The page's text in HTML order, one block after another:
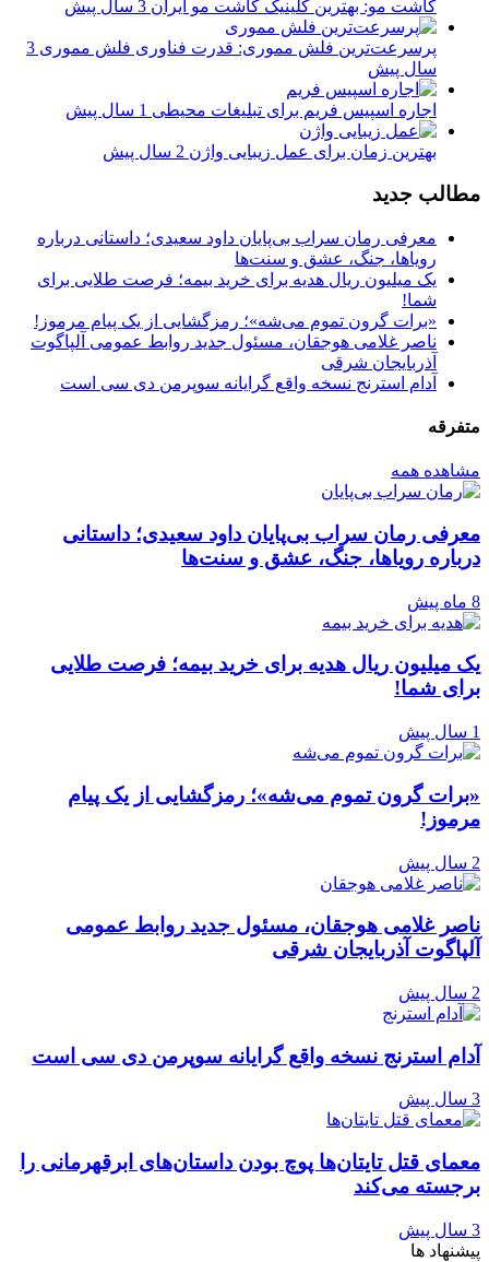
کاشت مو: بهترین کلینیک کاشت مو ایران 3 سال پیش
پرسرعت‌ترین فلش مموری: قدرت فناوری فلش مموری 3
سال پیش
اجاره اسپیس فریم برای تبلیغات محیطی 1 سال پیش
بهترین زمان برای عمل زیبایی واژن 2 سال پیش
مطالب جدید
معرفی رمان سراب بی‌پایان داود سعیدی؛ داستانی درباره
رویاها، جنگ، عشق و سنت‌ها
یک میلیون ریال هدیه برای خرید بیمه؛ فرصت طلایی برای
شما!
«برات گرون تموم می‌شه»؛ رمزگشایی از یک پیام مرموز!
ناصر غلامی هوجقان، مسئول جدید روابط عمومی آلپاگوت
آذربایجان شرقی
آدام استرنج نسخه واقع گرایانه سوپرمن دی سی است
متفرقه
مشاهده همه
معرفی رمان سراب بی‌پایان داود سعیدی؛ داستانی
درباره رویاها، جنگ، عشق و سنت‌ها
8 ماه پیش
یک میلیون ریال هدیه برای خرید بیمه؛ فرصت طلایی
برای شما!
1 سال پیش
«برات گرون تموم می‌شه»؛ رمزگشایی از یک پیام
مرموز!
2 سال پیش
ناصر غلامی هوجقان، مسئول جدید روابط عمومی
آلپاگوت آذربایجان شرقی
2 سال پیش
آدام استرنج نسخه واقع گرایانه سوپرمن دی سی است
3 سال پیش
معمای قتل تایتان‌ها پوچ بودن داستان‌های ابرقهرمانی را
برجسته می‌کند
3 سال پیش
پیشنهاد ها